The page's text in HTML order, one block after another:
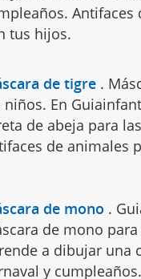
tus hijos.
de tigre .
niños. En
de abeja para
de animales
de mono .
de mono
a dibujar una
y